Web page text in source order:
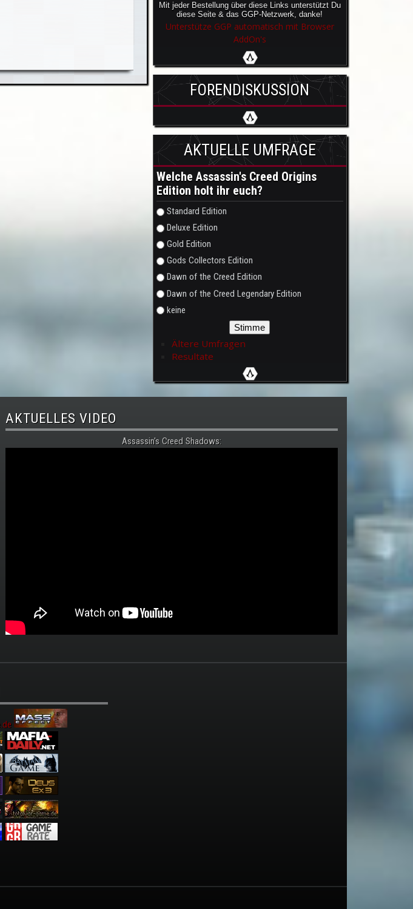
Mit jeder Bestellung über diese Links unterstützt Du
diese Seite & das GGP-Netzwerk, danke!
Unterstütze GGP automatisch mit Browser
AddOn's
FORENDISKUSSION
AKTUELLE UMFRAGE
Welche Assassin's Creed Origins
Edition holt ihr euch?
Auswahlmöglichkeiten
Standard Edition
Deluxe Edition
Gold Edition
Gods Collectors Edition
Dawn of the Creed Edition
Dawn of the Creed Legendary Edition
keine
Ältere Umfragen
Resultate
AKTUELLES VIDEO
Assassin's Creed Shadows: